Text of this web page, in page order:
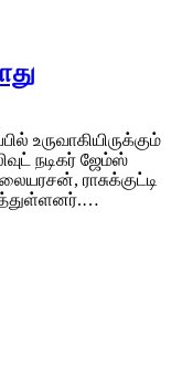
உருவாகியிருக்கும்
நடிகர் ஜேம்ஸ்
ராசுக்குட்டி